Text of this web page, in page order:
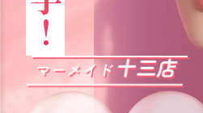
マーメイド十三店